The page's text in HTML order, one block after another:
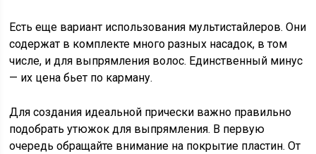
Есть еще вариант использования мультистайлеров. Они
содержат в комплекте много разных насадок, в том
числе, и для выпрямления волос. Единственный минус
— их цена бьет по карману.
Для создания идеальной прически важно правильно
подобрать утюжок для выпрямления. В первую
очередь обращайте внимание на покрытие пластин. От